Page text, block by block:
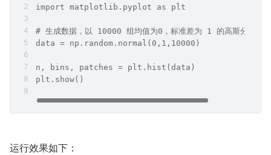
import matplotlib.pyplot as plt
# 生成数据，以 10000 组均值为0，标准差为 1 的高斯分布数
data = np.random.normal(0,1,10000)
n, bins, patches = plt.hist(data)
plt.show()
运行效果如下：